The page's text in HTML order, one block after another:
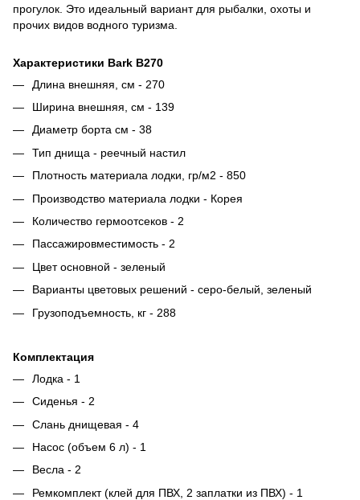
прогулок. Это идеальный вариант для рыбалки, охоты и
прочих видов водного туризма.
Характеристики Bark B270
Длина внешняя, см - 270
Ширина внешняя, см - 139
Диаметр борта см - 38
Тип днища - реечный настил
Плотность материала лодки, гр/м2 - 850
Производство материала лодки - Корея
Количество гермоотсеков - 2
Пассажировместимость - 2
Цвет основной - зеленый
Варианты цветовых решений - серо-белый, зеленый
Грузоподъемность, кг - 288
Комплектация
Лодка - 1
Сиденья - 2
Слань днищевая - 4
Насос (объем 6 л) - 1
Весла - 2
Ремкомплект (клей для ПВХ, 2 заплатки из ПВХ) - 1